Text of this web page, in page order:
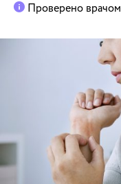
Проверено врачом